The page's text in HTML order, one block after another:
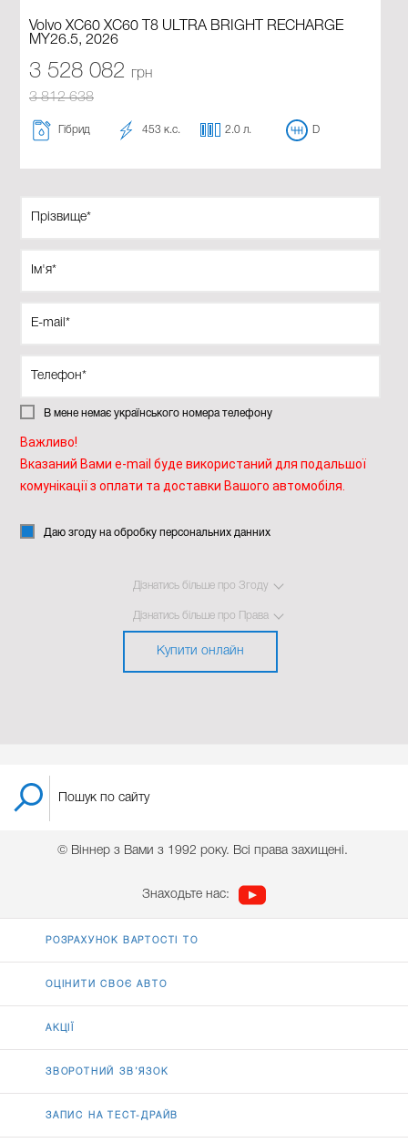
В мене немає українського номера телефону
Важливо!
Вказаний Вами e-mail буде використаний для подальшої
комунікації з оплати та доставки Вашого автомобіля.
Даю згоду на обробку персональних данних
Дізнатись більше про Згоду
Дізнатись більше про Права
Купити онлайн
Volvo XC60 XC60 T8 ULTRA BRIGHT RECHARGE
MY26.5, 2026
3 528 082
грн
3 812 638
Гібрид 453 к.с. 2.0 л. D
© Віннер з Вами з 1992 року. Всі права захищені.
Знаходьте нас:
РОЗРАХУНОК ВАРТОСТІ ТО
ОЦІНИТИ СВОЄ АВТО
АКЦІЇ
ЗВОРОТНИЙ ЗВ’ЯЗОК
ЗАПИС НА ТЕСТ-ДРАЙВ